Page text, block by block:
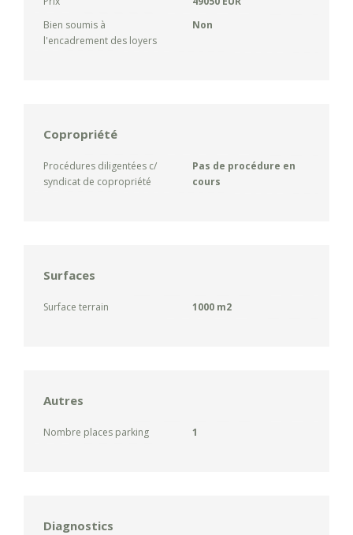
Bien soumis à
l'encadrement des loyers
Non
Copropriété
Procédures diligentées c/
syndicat de copropriété
Pas de procédure en
cours
Surfaces
Surface terrain 1000 m2
Autres
Nombre places parking 1
Diagnostics